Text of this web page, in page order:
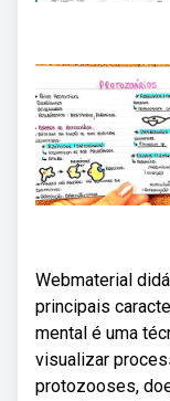
Webmaterial
principais
mental é uma
visualizar
protozooses,